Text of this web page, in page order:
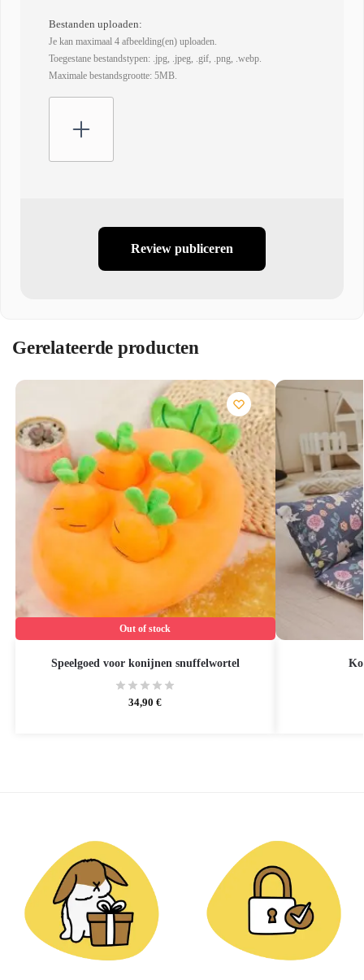
Bestanden uploaden:
Je kan maximaal 4 afbeelding(en) uploaden.
Toegestane bestandstypen: .jpg, .jpeg, .gif, .png, .webp.
Maximale bestandsgrootte: 5MB.
Review publiceren
Gerelateerde producten
Out of stock
Speelgoed voor konijnen snuffelwortel
34,90€